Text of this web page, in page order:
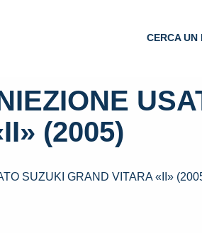
CERCA UN
(2005)
SUZUKI GRAND VITARA «II»